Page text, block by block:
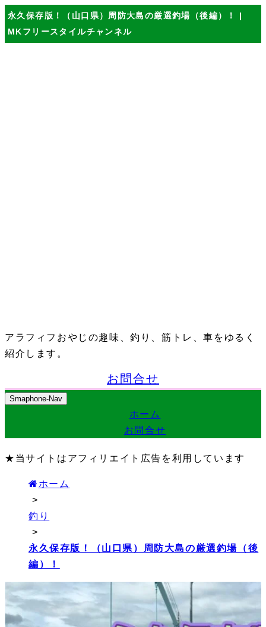
永久保存版！（山口県）周防大島の厳選釣場（後編）！ |
MKフリースタイルチャンネル
アラフィフおやじの趣味、釣り、筋トレ、車をゆるく
紹介します。
お問合せ
Smaphone-Nav
ホーム
お問合せ
★当サイトはアフィリエイト広告を利用しています
ホーム
>
釣り
>
永久保存版！（山口県）周防大島の厳選釣場（後
編）！